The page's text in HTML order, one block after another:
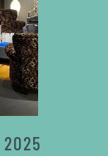
2025